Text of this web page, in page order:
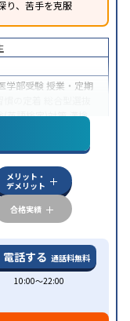
り、苦手を克服
学部受験 授業・定期
慣の定着
(英語検定)対策漢検
度あり授業の振替
・タブレットを利用
可能
メリット・
デメリット
合格実績
電話する 通話料無料
10:00〜22:00